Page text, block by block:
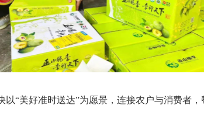
以“美好准时送达”为愿景，连接农户与消费者